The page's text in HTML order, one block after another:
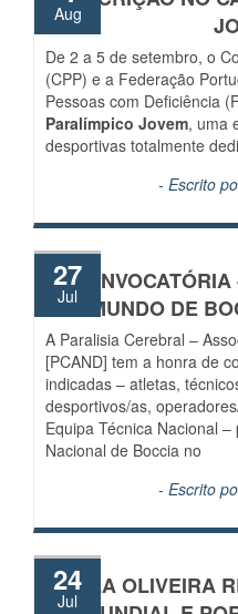
Aug
De 2 a 5 de setembro, o
(CPP) e a Federação
Pessoas com Deficiência
Paralímpico Jovem, uma
desportivas totalmente
- Escrito
MUNDO DE
27
Jul
A Paralisia Cerebral –
[PCAND] tem a honra de
indicadas – atletas,
desportivos/as,
Equipa Técnica Nacional
Nacional de Boccia no
- Escrito
CARLA OLIVEIRA
24
Jul